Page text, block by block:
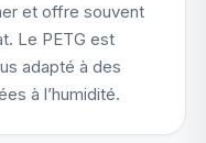
et offre souvent
Le PETG est
adapté à des
à l’humidité.